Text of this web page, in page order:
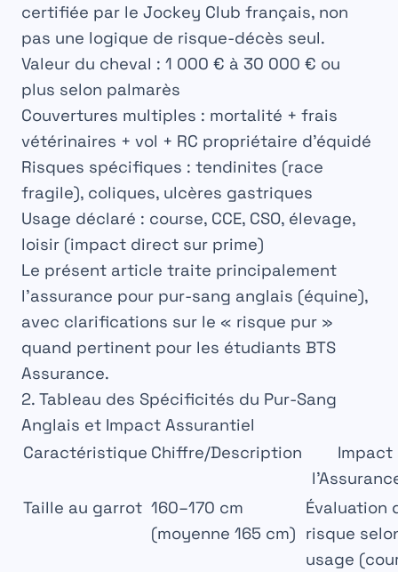
certifiée par le Jockey Club français, non
pas une logique de risque-décès seul.
Valeur du cheval : 1 000 € à 30 000 € ou
plus selon palmarès
Couvertures multiples : mortalité + frais
vétérinaires + vol + RC propriétaire d’équidé
Risques spécifiques : tendinites (race
fragile), coliques, ulcères gastriques
Usage déclaré : course, CCE, CSO, élevage,
loisir (impact direct sur prime)
Le présent article traite principalement
l’assurance pour pur-sang anglais (équine),
avec clarifications sur le « risque pur »
quand pertinent pour les étudiants BTS
Assurance.
2. Tableau des Spécificités du Pur-Sang
Anglais et Impact Assurantiel
Caractéristique Chiffre/Description
Impact
Taille au garrot 160–170 cm
(moyenne 165 cm)
Évaluation
risque
usage